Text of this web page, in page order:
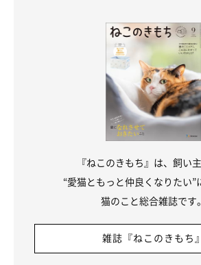
『ねこのきもち』は、飼い
“愛猫ともっと仲良くなりたい”
猫のこと総合雑誌です。
雑誌『ねこのきもち』